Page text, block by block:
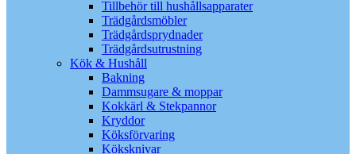
Tillbehör till hushållsapparater
Trädgårdsmöbler
Trädgårdsprydnader
Trädgårdsutrustning
Kök & Hushåll
Bakning
Dammsugare & moppar
Kokkärl & Stekpannor
Kryddor
Köksförvaring
Köksknivar